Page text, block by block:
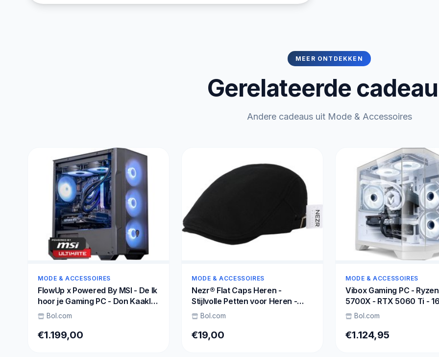
MEER ONTDEKKEN
Gerelateerde
Andere cadeaus uit Mode & Accessoires
MODE & ACCESSOIRES
FlowUp x Powered By MSI - De Ik
hoor je Gaming PC - Don Kaaklijn
- Ryzen 5 - RTX 5060 - 32 GB
Bol.com
€1.199,00
MODE & ACCESSOIRES
Nezr® Flat Caps Heren -
Stijlvolle Petten voor Heren -
Herenmode - Verstelbaar
Bol.com
€19,00
MODE & ACCESSOIRES
Vibox Gaming PC -
5700X - RTX 5060 Ti -
RAM - 1TB SSD - Windows
Waterkoeling
Bol.com
€1.124,95